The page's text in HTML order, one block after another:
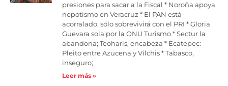
presiones para sacar a la Fiscal * Noroña apoya
nepotismo en Veracruz * El PAN está
acorralado, sólo sobrevivirá con el PRI * Gloria
Guevara sola por la ONU Turismo * Sectur la
abandona; Teoharis, encabeza * Ecatepec:
Pleito entre Azucena y Vilchis * Tabasco,
inseguro;
Leer más »